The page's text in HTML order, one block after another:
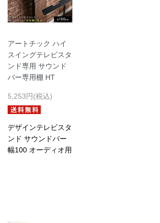
アートチック ハイ
スイングテレビスタ
ンド専用 サウンド
バー専用棚 HT
5,253円(税込)
デザインテレビスタ
ンド サウンドバー
幅100 オーディオ用